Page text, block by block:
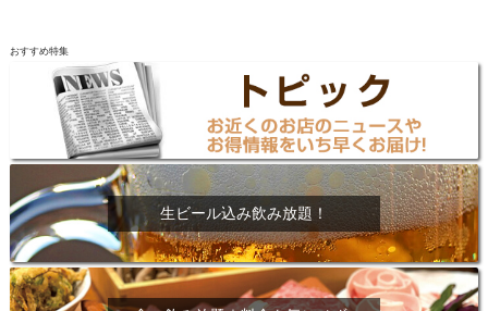
おすすめ特集
生ビール込み飲み放題！